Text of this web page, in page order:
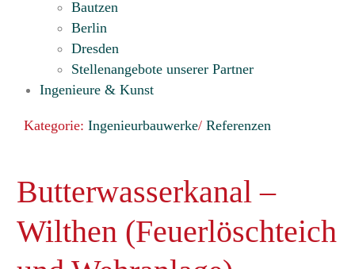
Bautzen
Berlin
Dresden
Stellenangebote unserer Partner
Ingenieure & Kunst
Kategorie:Ingenieurbauwerke/Referenzen
Butterwasserkanal –
Wilthen (Feuerlöschteich